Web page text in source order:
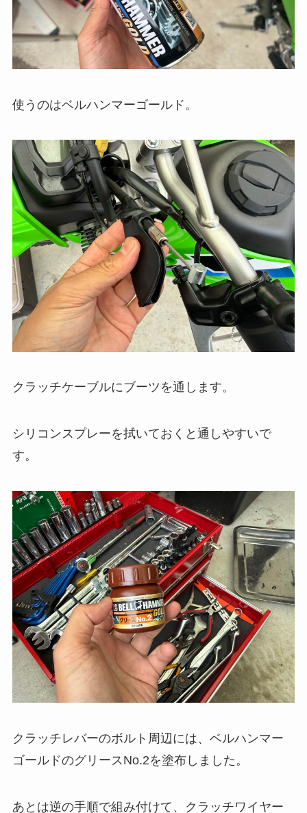
使うのはベルハンマーゴールド。
クラッチケーブルにブーツを通します。
シリコンスプレーを拭いておくと通しやすいで
す。
クラッチレバーのボルト周辺には、ベルハンマー
ゴールドのグリースNo.2を塗布しました。
あとは逆の手順で組み付けて、クラッチワイヤー